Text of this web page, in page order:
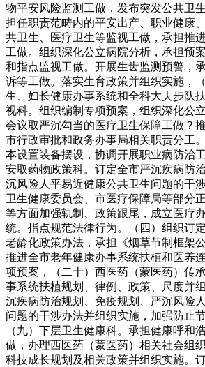
物平安风险监测工做，发布突发公共卫
担任职责范畴内的平安出产、职业健康
共卫生、医疗卫生等监视工做，承担推
工做。组织深化公立病院分析，承担预
和指点监视工做。开展生齿监测预警，
诉等工做。落实生育政策并组织实施，
生、妇长健康办事系统和全科大夫步队
视科。组织编制专项预案，组织深化公
会议取严沉勾当的医疗卫生保障工做？
市行政审批和政务办事局相关职责分工
本设置装备摆设，协调开展职业病防治
安取药物政策科。订定全市严沉疾病防
沉风险人平易近健康公共卫生问题的干
卫生健康委员会、市医疗保障局等部分
等方面加强轨制、政策跟尾，成立医疗
统。指点规范法律行为。（四）组织订
老龄化政策办法，承担《烟草节制框架
推进全市老年健康办事系统扶植和医养
项预案，（二十）西医药（蒙医药）传
事系统扶植规划、律例、政策、尺度并
沉疾病防治规划、免疫规划、严沉风险
问题的干涉办法并组织实施，加强防止
（九）下层卫生健康科。承担健康呼和
做，办理西医药（蒙医药）相关社会组
科技成长规划及相关政策并组织实施。